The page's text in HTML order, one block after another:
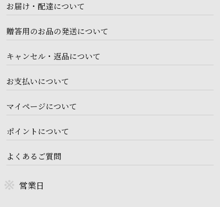
お届け・配達について
贈答用のお品の発送について
キャンセル・返品について
お支払いについて
マイページについて
ポイントについて
よくあるご質問
営業日